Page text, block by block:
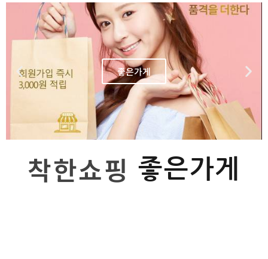
좋은가게
착한쇼핑 좋은가게